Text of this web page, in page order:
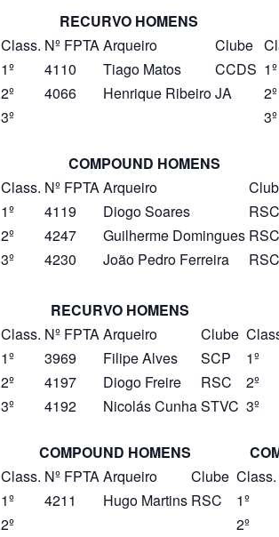
RECURVO HOMENS
Class. Nº FPTAArqueiro Clube
1º
4110 Tiago Matos CCDS 1º
2º
4066 Henrique RibeiroJA
2º
3º
3º
COMPOUND HOMENS
Class. Nº FPTAArqueiro
1º
4119 Diogo Soares RSC
2º
4247 Guilherme Domingues RSC
3º
4230 João Pedro Ferreira RSC
RECURVO HOMENS
Class. Nº FPTAArqueiro Clube
1º
3969 Filipe Alves SCP 1º
2º
4197 Diogo Freire RSC 2º
3º
4192 Nicolás CunhaSTVC 3º
COMPOUND HOMENS
Class. Nº FPTAArqueiro Clube Class.
1º
4211 Hugo Martins RSC
1º
2º
2º